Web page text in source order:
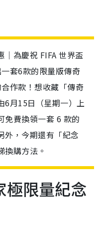
｜為慶祝 FIFA 世界盃
套6款的限量版傳奇
作款！想收藏「傳奇
6月15日（星期一）上
免費換領一套 6 款的
外，今期還有「紀念
換購方法。
極限量紀念